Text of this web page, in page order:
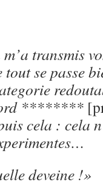
m’a transmis
se passe
********
cela : cela
deveine !»